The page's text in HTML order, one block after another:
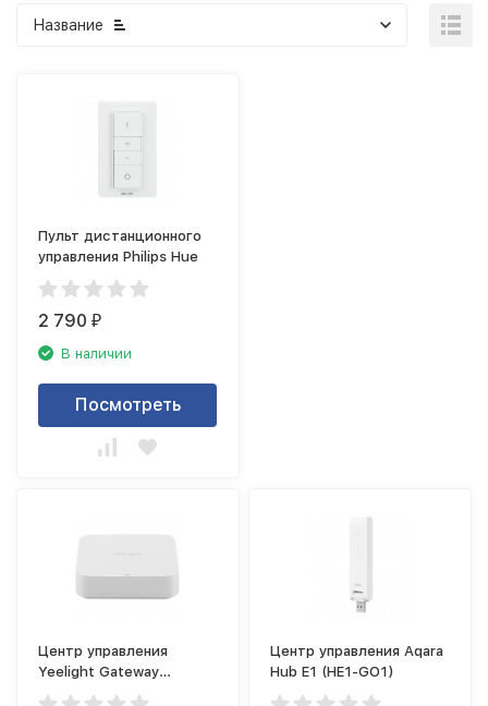
Название
Пульт дистанционного
управления Philips Hue
2 790₽
В наличии
Посмотреть
Центр управления
Yeelight Gateway
(YLWG01YL)
Центр управления Aqara
Hub E1 (HE1-GO1)